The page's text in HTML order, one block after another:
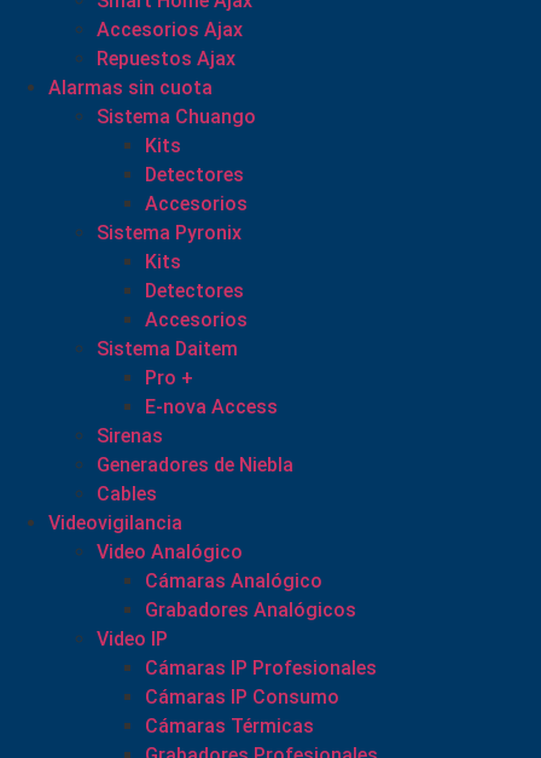
Accesorios Ajax
Repuestos Ajax
Alarmas sin cuota
Sistema Chuango
Kits
Detectores
Accesorios
Sistema Pyronix
Kits
Detectores
Accesorios
Sistema Daitem
Pro +
E-nova Access
Sirenas
Generadores de Niebla
Cables
Videovigilancia
Video Analógico
Cámaras Analógico
Grabadores Analógicos
Video IP
Cámaras IP Profesionales
Cámaras IP Consumo
Cámaras Térmicas